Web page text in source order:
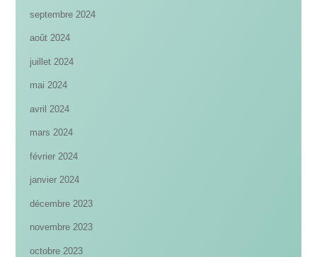
septembre 2024
août 2024
juillet 2024
mai 2024
avril 2024
mars 2024
février 2024
janvier 2024
décembre 2023
novembre 2023
octobre 2023